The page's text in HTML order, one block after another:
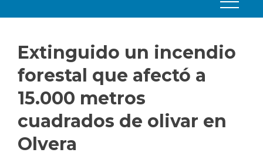
Extinguido un incendio
forestal que afectó a
15.000 metros
cuadrados de olivar en
Olvera